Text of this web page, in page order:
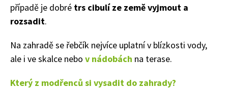
případě je dobré trs cibulí ze země vyjmout a
rozsadit.
Na zahradě se řebčík nejvíce uplatní v blízkosti vody,
ale i veskalce nebo v nádobách na terase.
Který z modřenců si vysadit do zahrady?